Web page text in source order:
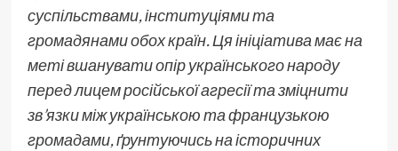
суспільствами, інституціями та
громадянами обох країн. Ця ініціатива має на
меті вшанувати опір українського народу
перед лицем російської агресії та зміцнити
зв’язки між українською та французькою
громадами, ґрунтуючись на історичних